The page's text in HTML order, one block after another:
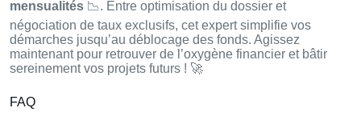
mensualités 📉. Entre optimisation du dossier et
négociation de taux exclusifs, cet expert simplifie vos
démarches jusqu’au déblocage des fonds. Agissez
maintenant pour retrouver de l’oxygène financier et bâtir
sereinement vos projets futurs ! 🚀
FAQ